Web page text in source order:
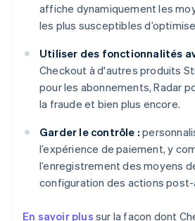
affiche dynamiquement les
les plus susceptibles
Utiliser des fonctionnalités
Checkout à d'autres produits
pour les abonnements, Radar
la fraude et bien plus encore.
Garder le contrôle :
l’expérience de paiement, y
l’enregistrement des moyens
configuration des actions post-
En savoir plus sur la façon dont